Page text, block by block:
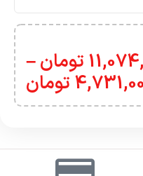
تومان–
تومان